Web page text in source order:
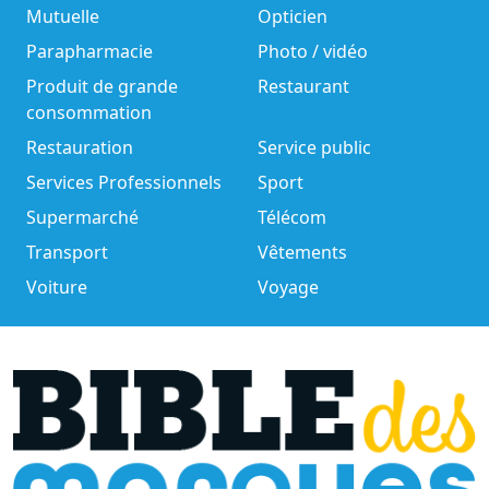
Mutuelle
Opticien
Parapharmacie
Photo / vidéo
Produit de grande
consommation
Restaurant
Restauration
Service public
Services Professionnels
Sport
Supermarché
Télécom
Transport
Vêtements
Voiture
Voyage